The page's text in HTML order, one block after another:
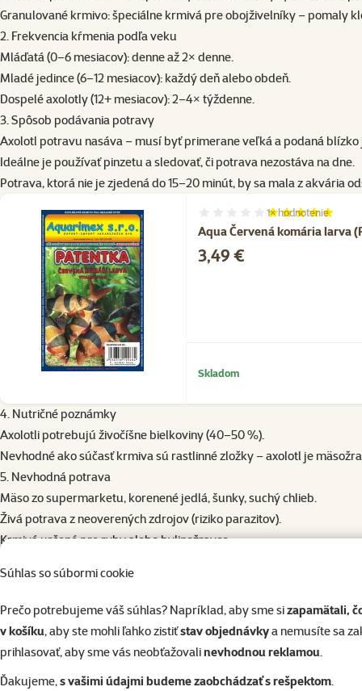
Súhlas so súbormi cookie
Prečo potrebujeme váš súhlas? Napríklad, aby sme sizapamätali,
v košíku, aby ste mohli ľahko zistiťstav objednávkya nemusíte sa
prihlasovať, aby sme vás neobťažovalinevhodnou reklamou.
Ďakujeme,s vašimi údajmi budeme zaobchádzať s rešpektom.
Granulované krmivo: špeciálne krmivá pre obojživelníky – pomaly
2. Frekvencia kŕmenia podľa veku
Mláďatá (0–6 mesiacov): denne až 2× denne.
Mladé jedince (6–12 mesiacov): každý deň alebo obdeň.
Dospelé axolotly (12+ mesiacov): 2–4× týždenne.
3. Spôsob podávania potravy
Axolotl potravu nasáva – musí byť primerane veľká a podaná
Ideálne je používať pinzetu a sledovať, či potrava nezostáva na dne.
Potrava, ktorá nie je zjedená do 15–20 minút, by sa mala z akvária
Aqua Červená komária larva
Hodnotenie 100%, počet
1×hodnotenie
Cena
3,49 €
Skladom
4. Nutričné poznámky
Axolotli potrebujú živočíšne bielkoviny (40–50 %).
Nevhodné ako súčasť krmiva sú rastlinné zložky – axolotl je
5. Nevhodná potrava
Mäso zo supermarketu, korenené jedlá, šunky, suchý chlieb.
Živá potrava z neoverených zdrojov (riziko parazitov).
Krmivá určené pre ryby alebo bylinožravce.
V zime klesá apetít – je to prirodzené.
Stres alebo choroba môžu spôsobiť odmietanie potravy.
Obmedziť kŕmenie pri chorobe a aktuálny stav konzultovať s
Juwel akvárium set Rio LED
Hodnotenie 100%, počet
1×hodnotenie
💥 Výpredaj